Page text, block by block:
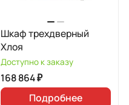
Шкаф трехдверный
Хлоя
Доступно к заказу
168 864 ₽
Подробнее